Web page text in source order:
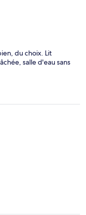
du choix. Lit
salle d'eau sans